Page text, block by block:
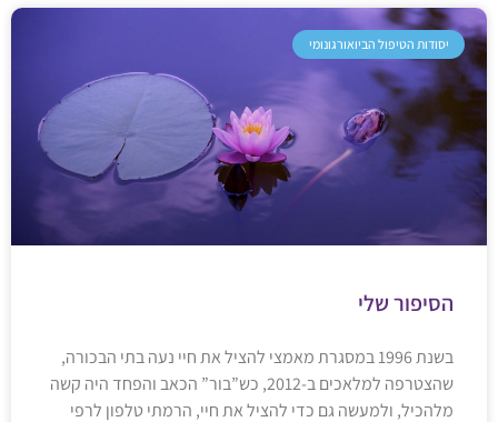
יסודות הטיפול הביואורגונומי
הסיפור שלי
בשנת 1996 במסגרת מאמצי להציל את חיי נעה בתי הבכורה,
שהצטרפה למלאכים ב-2012, כש”בור” הכאב והפחד היה קשה
מלהכיל, ולמעשה גם כדי להציל את חיי, הרמתי טלפון לרפי